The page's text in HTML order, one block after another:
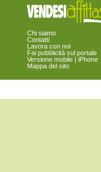
Chi siamo
Contatti
Lavora con noi
Fai pubblicità sul portale
Versione mobile | iPhone
Mappa del sito